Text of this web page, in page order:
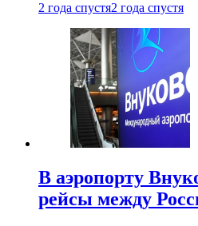
2 года спустя2 года спустя
В аэропорту
рейсы между